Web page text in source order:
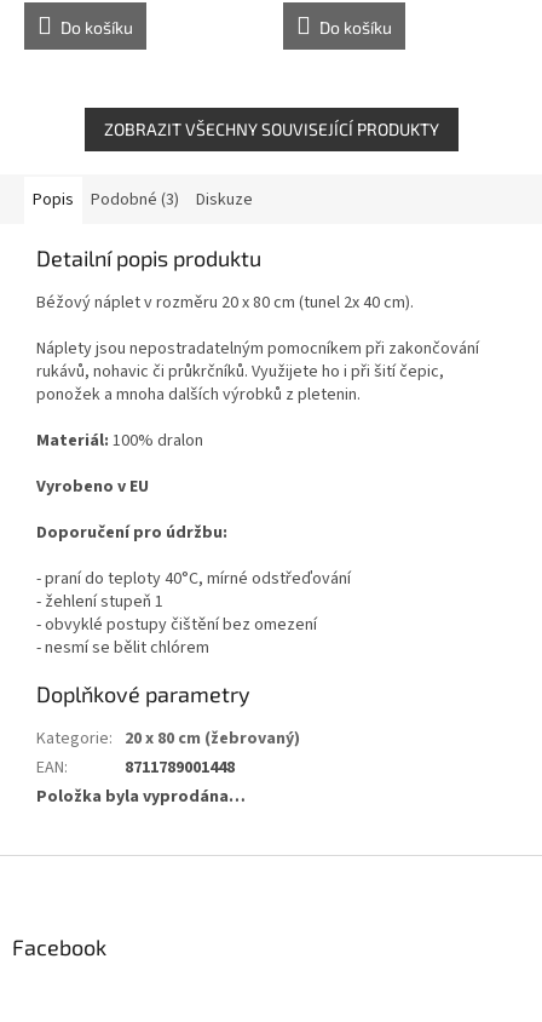
Do košíku Do košíku
ZOBRAZIT VŠECHNY SOUVISEJÍCÍ PRODUKTY
Popis Podobné (3) Diskuze
Detailní popis produktu
Béžový náplet v rozměru 20 x 80 cm (tunel 2x 40 cm).
Náplety jsou nepostradatelným pomocníkem při zakončování
rukávů, nohavic či průkrčníků. Využijete ho i při šití čepic,
ponožek a mnoha dalších výrobků z pletenin.
Materiál: 100% dralon
Vyrobeno v EU
Doporučení pro údržbu:
- praní do teploty 40°C, mírné odstřeďování
- žehlení stupeň 1
- obvyklé postupy čištění bez omezení
- nesmí se bělit chlórem
Doplňkové parametry
Kategorie: 20 x 80 cm (žebrovaný)
EAN:
8711789001448
Položka byla vyprodána…
Facebook